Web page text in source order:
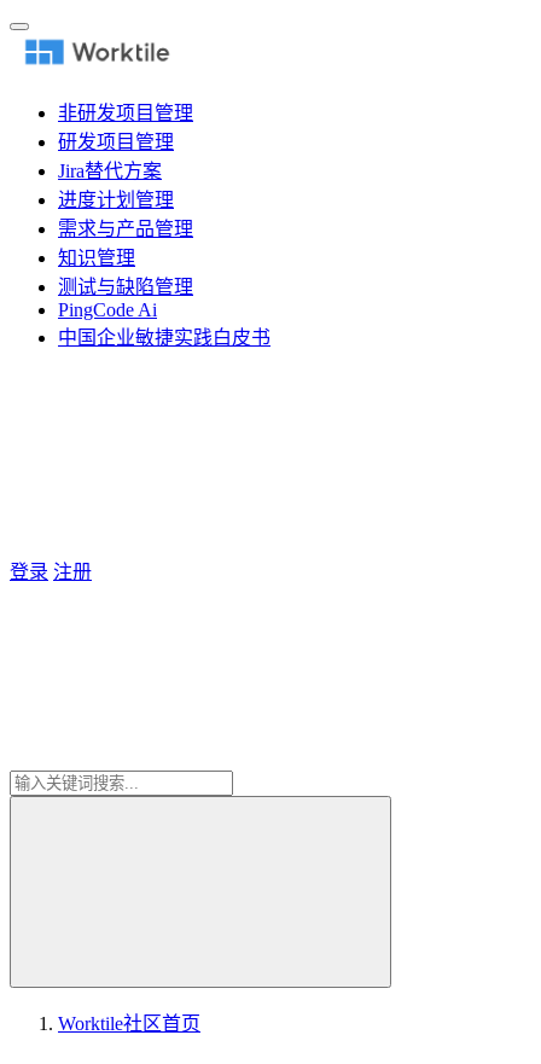
非研发项目管理
研发项目管理
Jira替代方案
进度计划管理
需求与产品管理
知识管理
测试与缺陷管理
PingCode Ai
中国企业敏捷实践白皮书
登录 注册
Worktile社区首页